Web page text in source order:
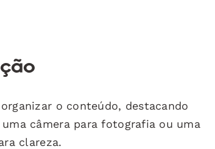
o conteúdo, destacando
câmera para fotografia ou uma
clareza.